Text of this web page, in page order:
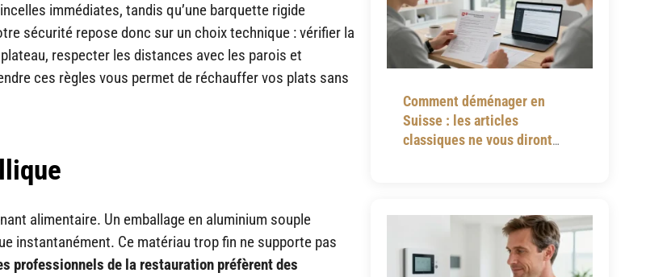
immédiates, tandis qu’une barquette rigide
sécurité repose donc sur un choix technique : vérifier la
respecter les distances avec les parois et
ces règles vous permet de réchauffer vos plats sans
alimentaire. Un emballage en aluminium souple
instantanément. Ce matériau trop fin ne supporte pas
professionnels de la restauration préfèrent des
Comment déménager en
Suisse : les articles
classiques ne vous diront